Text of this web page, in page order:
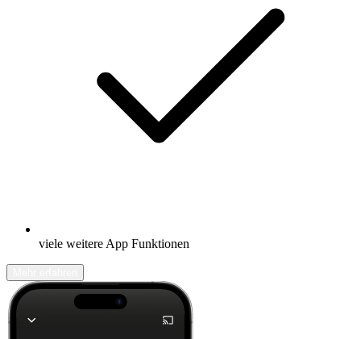
viele weitere App Funktionen